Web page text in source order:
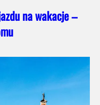
na wakacje –